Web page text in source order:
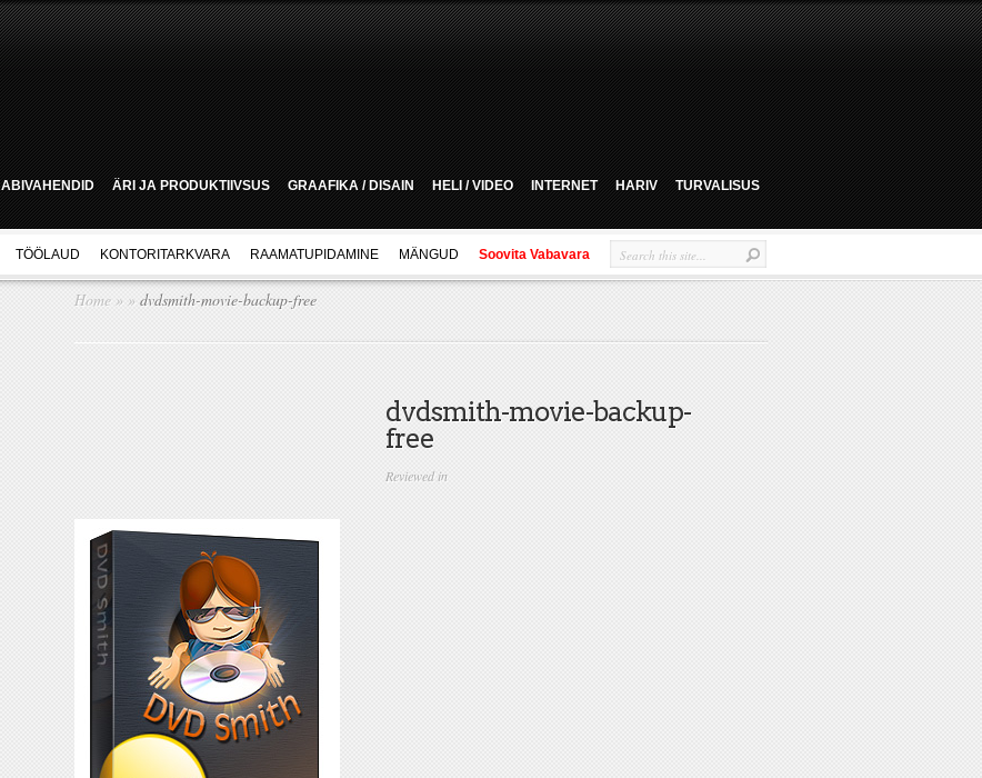
ABIVAHENDID ÄRI JA PRODUKTIIVSUS GRAAFIKA / DISAIN HELI / VIDEO INTERNET HARIV TURVALISUS
TÖÖLAUD KONTORITARKVARA RAAMATUPIDAMINE MÄNGUD Soovita Vabavara
Home » » dvdsmith-movie-backup-free
dvdsmith-movie-backup-
free
Reviewed in